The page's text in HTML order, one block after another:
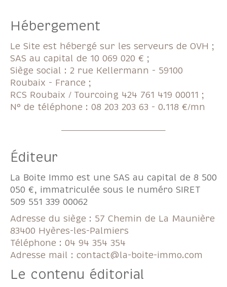
Hébergement
Le Site est hébergé sur les serveurs de OVH ;
SAS au capital de 10 069 020 € ;
Siège social : 2 rue Kellermann - 59100
Roubaix - France ;
RCS Roubaix / Tourcoing 424 761 419 00011 ;
N° de téléphone : 08 203 203 63 - 0.118 €/mn
Éditeur
La Boite Immo est une SAS au capital de 8 500
050 €, immatriculée sous le numéro SIRET
509 551 339 00062
Adresse du siège : 57 Chemin de La Maunière
83400 Hyères-les-Palmiers
Téléphone : 04 94 354 354
Adresse mail : contact@la-boite-immo.com
Le contenu éditorial
RECHERCHER